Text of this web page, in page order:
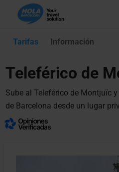
Tarifas Información
Teleférico de
Sube al Teleférico de Montjuïc
de Barcelona desde un lugar